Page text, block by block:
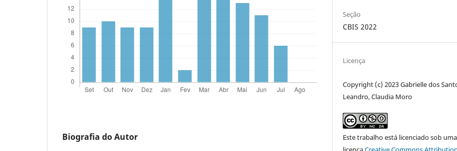
Biografia do Autor
Seção
CBIS 2022
Licença
Copyright (c) 2023 Gabrielle dos
Leandro, Claudia Moro
Este trabalho está licenciado sob uma